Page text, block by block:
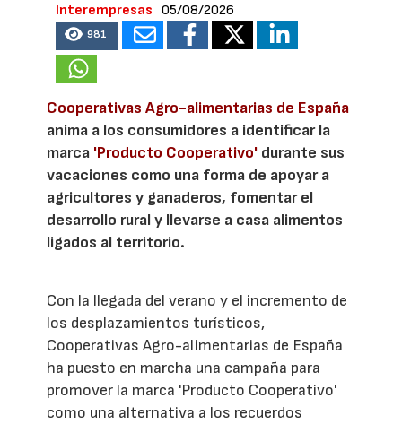
Interempresas
05/08/2026
981
Cooperativas Agro-alimentarias de España
anima a los consumidores a identificar la
marca 'Producto Cooperativo' durante sus
vacaciones como una forma de apoyar a
agricultores y ganaderos, fomentar el
desarrollo rural y llevarse a casa alimentos
ligados al territorio.
Con la llegada del verano y el incremento de
los desplazamientos turísticos,
Cooperativas Agro-alimentarias de España
ha puesto en marcha una campaña para
promover la marca 'Producto Cooperativo'
como una alternativa a los recuerdos